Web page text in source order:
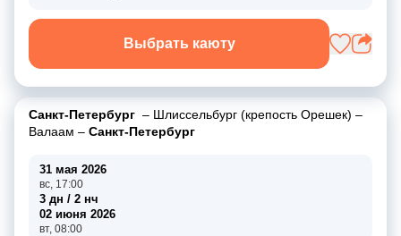
Выбрать каюту
Санкт-Петербург – Шлиссельбург (крепость Орешек) –
Валаам – Санкт-Петербург
31 мая 2026
вс, 17:00
3 дн / 2 нч
02 июня 2026
вт, 08:00